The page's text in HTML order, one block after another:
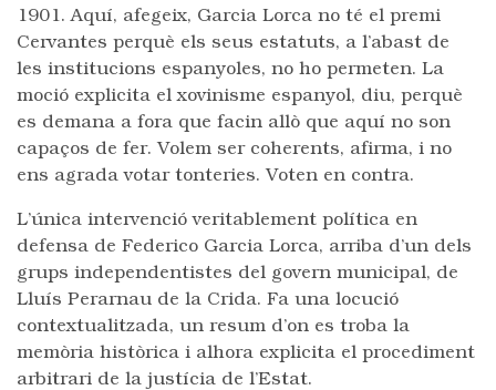
1901. Aquí, afegeix, Garcia Lorca no té el premi
Cervantes perquè els seus estatuts, a l’abast de
les institucions espanyoles, no ho permeten. La
moció explicita el xovinisme espanyol, diu, perquè
es demana a fora que facin allò que aquí no son
capaços de fer. Volem ser coherents, afirma, i no
ens agrada votar tonteries. Voten en contra.
L’única intervenció veritablement política en
defensa de Federico Garcia Lorca, arriba d’un dels
grups independentistes del govern municipal, de
Lluís Perarnau de la Crida. Fa una locució
contextualitzada, un resum d’on es troba la
memòria històrica i alhora explicita el procediment
arbitrari de la justícia de l’Estat.